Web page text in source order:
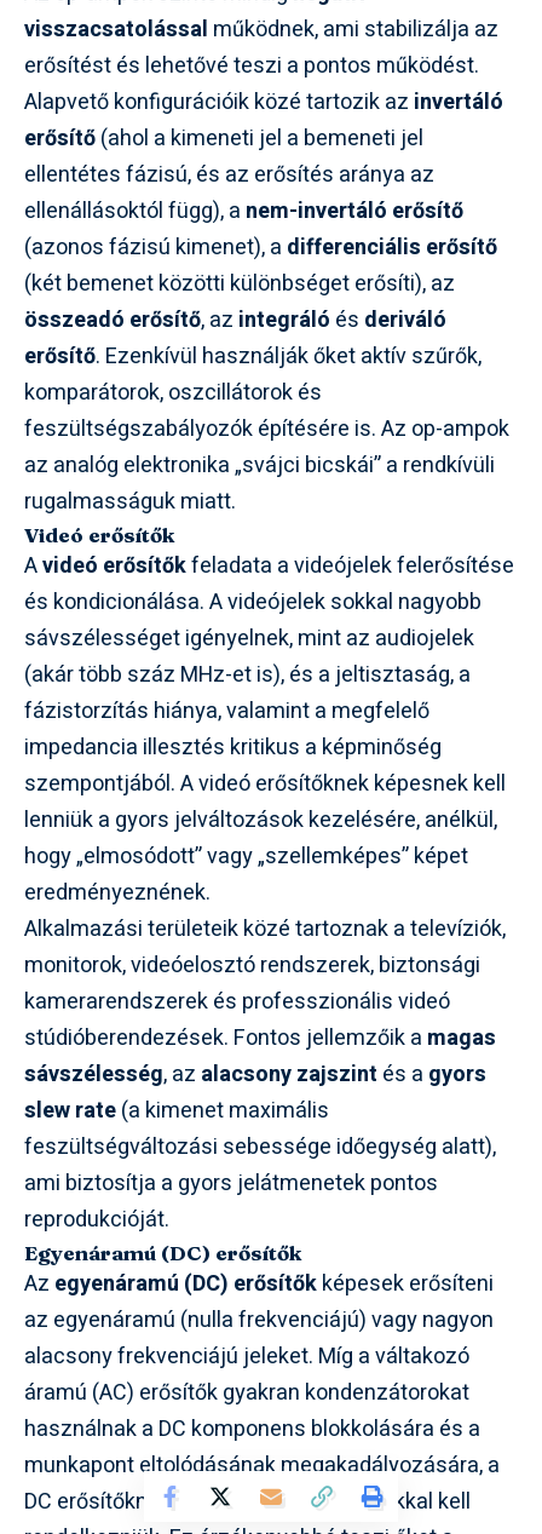
visszacsatolással működnek, ami stabilizálja az
erősítést és lehetővé teszi a pontos működést.
Alapvető konfigurációik közé tartozik az invertáló
erősítő(ahol a kimeneti jel a bemeneti jel
ellentétes fázisú, és az erősítés aránya az
ellenállásoktól függ), a nem-invertáló erősítő
(azonos fázisú kimenet), a differenciális erősítő
(két bemenet közötti különbséget erősíti), az
összeadó erősítő, az integráló és deriváló
erősítő. Ezenkívül használják őket aktív szűrők,
komparátorok, oszcillátorok és
feszültségszabályozók építésére is. Az op-ampok
az analóg elektronika „svájci bicskái” a rendkívüli
rugalmasságuk miatt.
Videó erősítők
Avideó erősítőkfeladata a videójelek felerősítése
és kondicionálása. A videójelek sokkal nagyobb
sávszélességet igényelnek, mint az audiojelek
(akár több száz MHz-et is), és a jeltisztaság, a
fázistorzítás hiánya, valamint a megfelelő
impedancia illesztés kritikus a képminőség
szempontjából. A videó erősítőknek képesnek kell
lenniük a gyors jelváltozások kezelésére, anélkül,
hogy „elmosódott” vagy „szellemképes” képet
eredményeznének.
Alkalmazási területeik közé tartoznak a televíziók,
monitorok, videóelosztó rendszerek, biztonsági
kamerarendszerek és professzionális videó
stúdióberendezések. Fontos jellemzőik a magas
sávszélesség, az alacsony zajszint és a gyors
slew rate(a kimenet maximális
feszültségváltozási sebessége időegység alatt),
ami biztosítja a gyors jelátmenetek pontos
reprodukcióját.
Egyenáramú (DC) erősítők
Az egyenáramú (DC) erősítőkképesek erősíteni
az egyenáramú (nulla frekvenciájú) vagy nagyon
alacsony frekvenciájú jeleket. Míg a váltakozó
áramú (AC) erősítők gyakran kondenzátorokat
használnak a DC komponens blokkolására és a
munkapont eltolódásának megakadályozására, a
DC erősítőknek direkt csatolt fokozatokkal kell